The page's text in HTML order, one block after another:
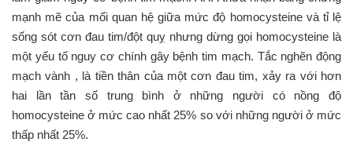
mạnh mẽ của mối quan hệ giữa mức độ homocysteine ​​và tỉ lệ
sống sót cơn đau tim/đột quỵ nhưng dừng gọi homocysteine ​​là
một yếu tố nguy cơ chính gây bệnh tim mạch. Tắc nghẽn động
mạch vành , là tiền thân của một cơn đau tim, xảy ra với hơn
hai lần tần số trung bình ở những người có nồng độ
homocysteine ​​ở mức cao nhất 25% so với những người ở mức
thấp nhất 25%.